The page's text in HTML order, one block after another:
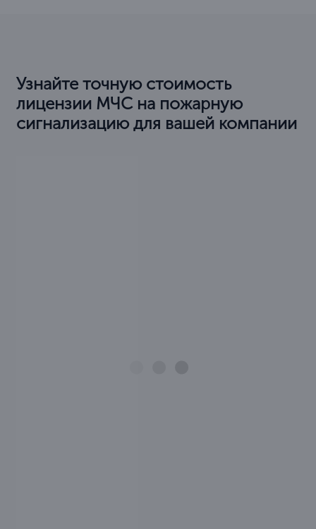
Узнайте точную стоимость
лицензии МЧС на пожарную
сигнализацию для вашей компании